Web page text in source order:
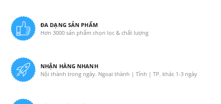
ĐA DẠNG SẢN PHẨM
Hơn 3000 sản phẩm chọn lọc & chất lượng
NHẬN HÀNG NHANH
Nội thành trong ngày. Ngoại thành | Tỉnh | TP. khác 1-3 ngày